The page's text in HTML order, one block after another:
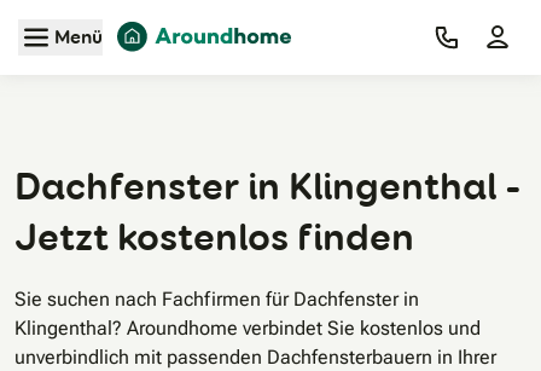
Zum Hauptinhalt
Menü
Dachfenster in Klingenthal -
Jetzt kostenlos finden
Sie suchen nach Fachfirmen für Dachfenster in
Klingenthal? Aroundhome verbindet Sie kostenlos und
unverbindlich mit passenden Dachfensterbauern in Ihrer